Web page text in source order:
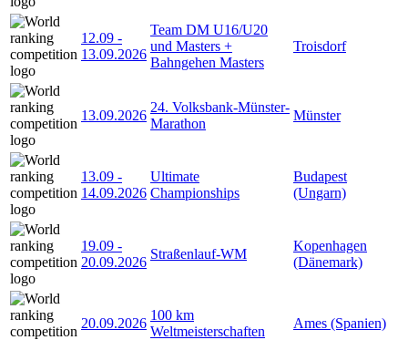
12.09 -
13.09.2026
Team DM U16/U20
und Masters +
Bahngehen Masters
Troisdorf
13.09.2026
24. Volksbank-Münster-
Marathon
Münster
13.09 -
14.09.2026
Ultimate
Championships
Budapest
(Ungarn)
19.09 -
20.09.2026
Straßenlauf-WM
Kopenhagen
(Dänemark)
20.09.2026
100 km
Weltmeisterschaften
Ames (Spanien)